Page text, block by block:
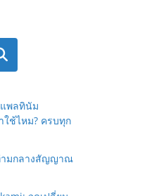
แพลทินัม
ใช้ไหม? ครบทุก
ามกลางสัญญาณ